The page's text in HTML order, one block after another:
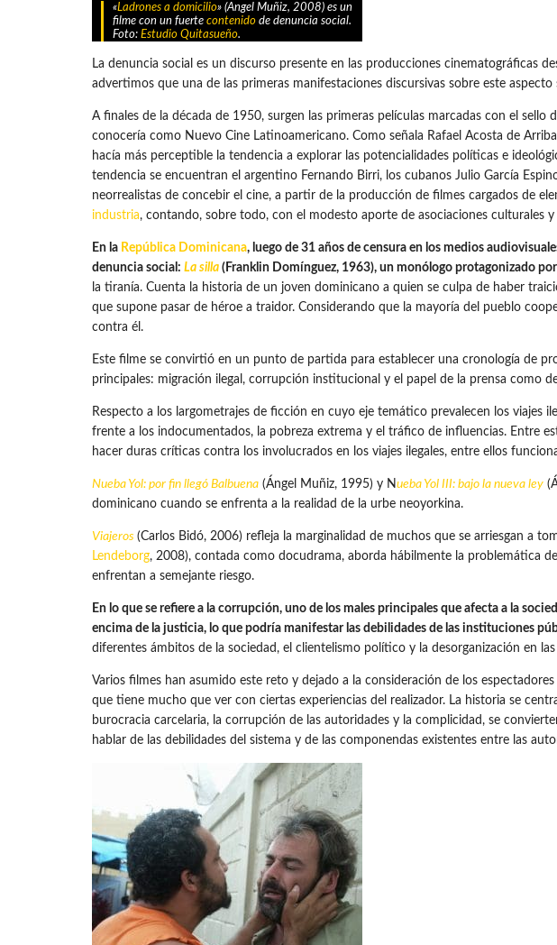
«Ladrones a domicilio» (Angel Muñiz, 2008) es un
filme con un fuerte contenido de denuncia social.
Foto: Estudio Quitasueño.
La denuncia social es un discurso presente en las producciones cinematográficas
advertimos que una de las primeras manifestaciones discursivas sobre este aspecto
A finales de la década de 1950, surgen las primeras películas marcadas con el
conocería como Nuevo Cine Latinoamericano. Como señala Rafael Acosta de
hacía más perceptible la tendencia a explorar las potencialidades políticas e
tendencia se encuentran el argentino Fernando Birri, los cubanos Julio García
neorrealistas de concebir el cine, a partir de la producción de filmes cargados de
industria, contando, sobre todo, con el modesto aporte de asociaciones culturales y
En la República Dominicana, luego de 31 años de censura en los medios
denuncia social: La silla (Franklin Domínguez, 1963), un monólogo protagonizado
la tiranía. Cuenta la historia de un joven dominicano a quien se culpa de haber
que supone pasar de héroe a traidor. Considerando que la mayoría del pueblo
contra él.
Este filme se convirtió en un punto de partida para establecer una cronología de
principales: migración ilegal, corrupción institucional y el papel de la prensa como
Respecto a los largometrajes de ficción en cuyo eje temático prevalecen los viajes
frente a los indocumentados, la pobreza extrema y el tráfico de influencias. Entre
hacer duras críticas contra los involucrados en los viajes ilegales, entre ellos
Nueba Yol: por fin llegó Balbuena (Ángel Muñiz, 1995) y Nueba Yol III: bajo la nueva ley
dominicano cuando se enfrenta a la realidad de la urbe neoyorkina.
Viajeros (Carlos Bidó, 2006) refleja la marginalidad de muchos que se arriesgan a
Lendeborg, 2008), contada como docudrama, aborda hábilmente la problemática
enfrentan a semejante riesgo.
En lo que se refiere a la corrupción, uno de los males principales que afecta a la
encima de la justicia, lo que podría manifestar las debilidades de las instituciones
diferentes ámbitos de la sociedad, el clientelismo político y la desorganización en
Varios filmes han asumido este reto y dejado a la consideración de los
que tiene mucho que ver con ciertas experiencias del realizador. La historia se
burocracia carcelaria, la corrupción de las autoridades y la complicidad, se
hablar de las debilidades del sistema y de las componendas existentes entre las